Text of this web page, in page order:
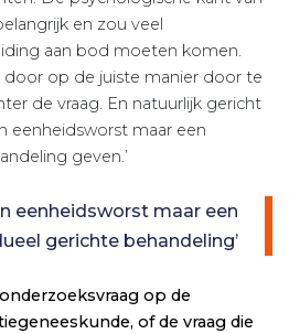
en zou veel
aan bod moeten komen.
op de juiste manier door te
de vraag. En natuurlijk gericht
eenheidsworst maar een
geven.’
eenheidsworst maar een
gerichte behandeling’
op de
of de vraag die